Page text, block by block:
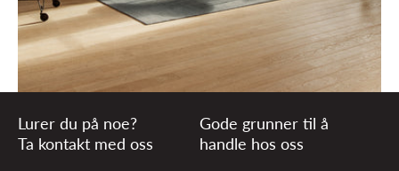
Lurer du på noe?
Ta kontakt med oss
Gode grunner til å
handle hos oss